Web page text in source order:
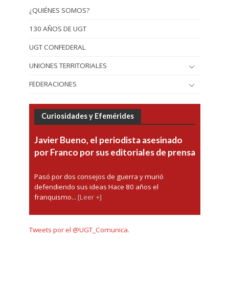
¿QUIÉNES SOMOS?
130 AÑOS DE UGT
UGT CONFEDERAL
UNIONES TERRITORIALES
FEDERACIONES
Curiosidades y Efemérides
Javier Bueno, el periodista asesinado
por Franco por sus editoriales de prensa
Pasó por dos consejos de guerra y murió
defendiendo sus ideas Hace 80 años el
franquismo... [Leer +]
Tweets por el @UGT_Comunica.